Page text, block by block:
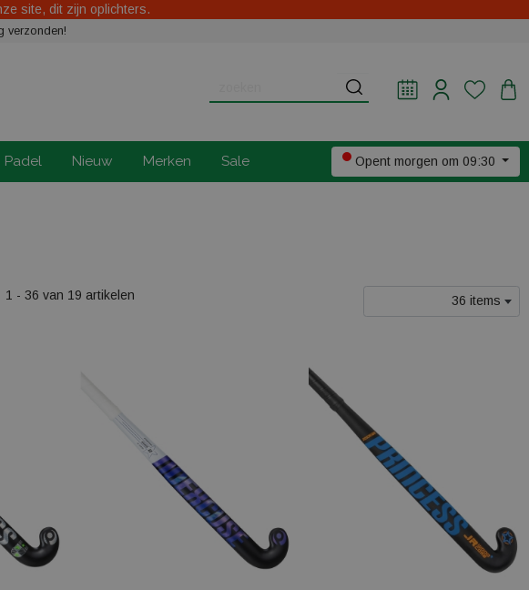
site, dit zijn oplichters.
verzonden!
Padel Nieuw Merken Sale Opent morgen om 09:30
1 - 36 van 19 artikelen 36 items